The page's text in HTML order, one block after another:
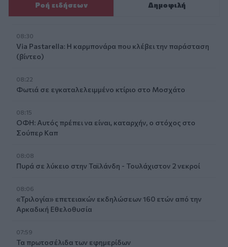
Ροή ειδήσεων Δημοφιλή
08:30
Via Pastarella: Η καρμπονάρα που κλέβει την παράσταση
(βίντεο)
08:22
Φωτιά σε εγκαταλελειμμένο κτίριο στο Μοσχάτο
08:15
ΟΦΗ: Αυτός πρέπει να είναι, καταρχήν, ο στόχος στο
Σούπερ Καπ
08:08
Πυρά σε λύκειο στην Ταϊλάνδη - Τουλάχιστον 2 νεκροί
08:06
«Τριλογία» επετειακών εκδηλώσεων 160 ετών από την
Αρκαδική Εθελοθυσία
07:59
Τα πρωτοσέλιδα των εφημερίδων